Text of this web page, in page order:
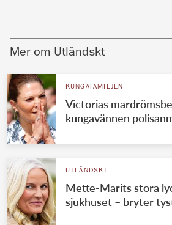
Mer om Utländskt
KUNGAFAMILJEN
Victorias
kungavännen
UTLÄNDSKT
Mette-Marits stora
sjukhuset – bryter